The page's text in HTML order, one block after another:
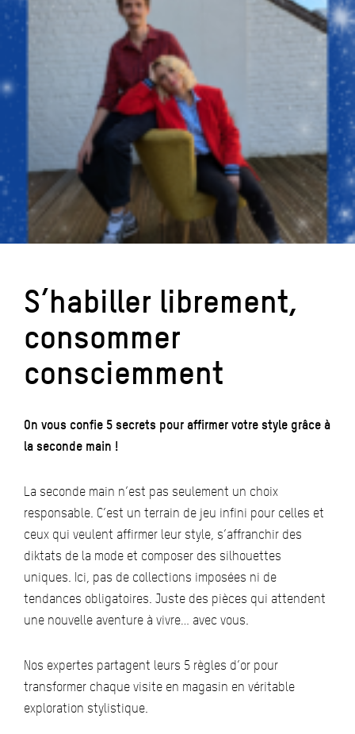
S’habiller librement,
consommer
consciemment
On vous confie 5 secrets pour affirmer votre style grâce à
la seconde main !
La seconde main n’est pas seulement un choix
responsable. C’est un terrain de jeu infini pour celles et
ceux qui veulent affirmer leur style, s’affranchir des
diktats de la mode et composer des silhouettes
uniques. Ici, pas de collections imposées ni de
tendances obligatoires. Juste des pièces qui attendent
une nouvelle aventure à vivre… avec vous.
Nos expertes partagent leurs 5 règles d’or pour
transformer chaque visite en magasin en véritable
exploration stylistique.